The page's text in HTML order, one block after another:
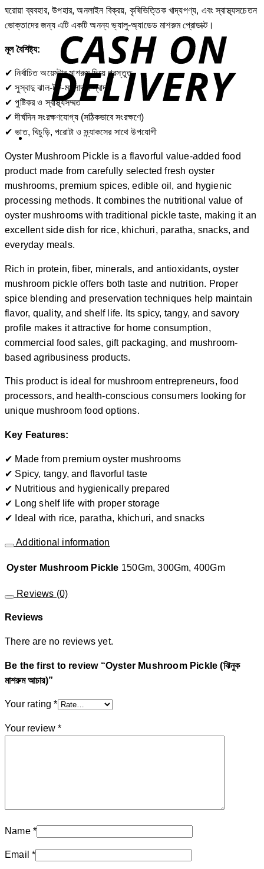
ঘরোয়া ব্যবহার, উপহার, অনলাইন বিক্রয়, কৃষিভিত্তিক খাদ্যপণ্য, এবং স্বাস্থ্যসচেতন
ভোক্তাদের জন্য এটি একটি অনন্য ভ্যালু-অ্যাডেড মাশরুম প্রোডাক্ট।
মূল বৈশিষ্ট্য:
✔ নির্বাচিত অয়েস্টার মাশরুম দিয়ে প্রস্তুত
✔ সুস্বাদু ঝাল-টক-মসলাদার স্বাদ
✔ পুষ্টিকর ও স্বাস্থ্যসম্মত
✔ দীর্ঘদিন সংরক্ষণযোগ্য (সঠিকভাবে সংরক্ষণে)
✔ ভাত, খিচুড়ি, পরোটা ও স্ন্যাকসের সাথে উপযোগী
Oyster Mushroom Pickle is a flavorful value-added food
product made from carefully selected fresh oyster
mushrooms, premium spices, edible oil, and hygienic
processing methods. It combines the nutritional value of
oyster mushrooms with traditional pickle taste, making it an
excellent side dish for rice, khichuri, paratha, snacks, and
everyday meals.
Rich in protein, fiber, minerals, and antioxidants, oyster
mushroom pickle offers both taste and nutrition. Proper
spice blending and preservation techniques help maintain
flavor, quality, and shelf life. Its spicy, tangy, and savory
profile makes it attractive for home consumption,
commercial food sales, gift packaging, and mushroom-
based agribusiness products.
This product is ideal for mushroom entrepreneurs, food
processors, and health-conscious consumers looking for
unique mushroom food options.
Key Features:
✔ Made from premium oyster mushrooms
✔ Spicy, tangy, and flavorful taste
✔ Nutritious and hygienically prepared
✔ Long shelf life with proper storage
✔ Ideal with rice, paratha, khichuri, and snacks
Additional information
Oyster Mushroom Pickle 150Gm, 300Gm, 400Gm
Reviews (0)
Reviews
There are no reviews yet.
Be the first to review “Oyster Mushroom Pickle (ঝিনুক
মাশরুম আচার)”
Your rating*
Your review*
Name *
Email*